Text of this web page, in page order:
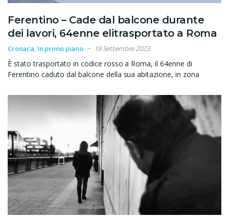
Ferentino – Cade dal balcone durante
dei lavori, 64enne elitrasportato a Roma
Cronaca, In primo piano 18 Settembre 2023
È stato trasportato in codice rosso a Roma, il 64enne di
Ferentino caduto dal balcone della sua abitazione, in zona